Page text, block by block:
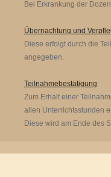
Bei Erkrankung der
Übernachtung und
Diese erfolgt durch die
angegeben.
Teilnahmebestätigung
Zum Erhalt einer
allen Unterrichtsstunden
Diese wird am Ende des